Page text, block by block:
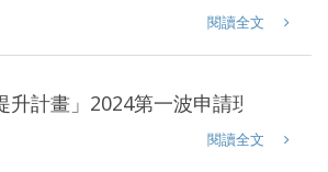
閱讀全文
升計畫」2024第一波申請現已開跑
閱讀全文